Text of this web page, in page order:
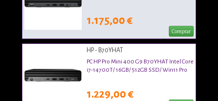
1.175,00 €
Comprar
HP - B70YHAT
PC HP Pro Mini 400 G9 B70YHAT Intel Core
i7-14700T/ 16GB/ 512GB SSD/ Win11 Pro
1.229,00 €